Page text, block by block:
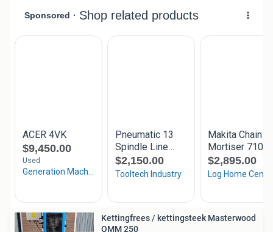
Kettingfrees / kettingsteek Masterwood
OMM 250